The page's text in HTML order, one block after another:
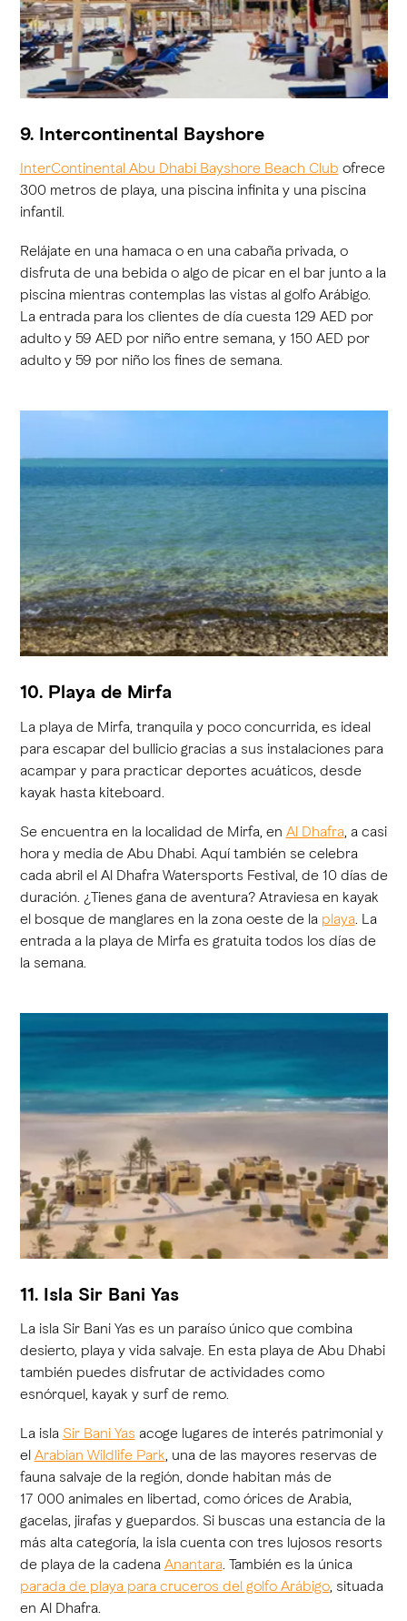
9. Intercontinental Bayshore
InterContinental Abu Dhabi Bayshore Beach Club ofrece
300 metros de playa, una piscina infinita y una piscina
infantil.
Relájate en una hamaca o en una cabaña privada, o
disfruta de una bebida o algo de picar en el bar junto a la
piscina mientras contemplas las vistas al golfo Arábigo.
La entrada para los clientes de día cuesta 129 AED por
adulto y 59 AED por niño entre semana, y 150 AED por
adulto y 59 por niño los fines de semana.
10. Playa de Mirfa
La playa de Mirfa, tranquila y poco concurrida, es ideal
para escapar del bullicio gracias a sus instalaciones para
acampar y para practicar deportes acuáticos, desde
kayak hasta kiteboard.
Se encuentra en la localidad de Mirfa, en Al Dhafra , a casi
hora y media de Abu Dhabi. Aquí también se celebra
cada abril el Al Dhafra Watersports Festival, de 10 días de
duración. ¿Tienes gana de aventura? Atraviesa en kayak
el bosque de manglares en la zona oeste de la playa . La
entrada a la playa de Mirfa es gratuita todos los días de
la semana.
11. Isla Sir Bani Yas
La isla Sir Bani Yas es un paraíso único que combina
desierto, playa y vida salvaje. En esta playa de Abu Dhabi
también puedes disfrutar de actividades como
esnórquel, kayak y surf de remo.
La isla Sir Bani Yas acoge lugares de interés patrimonial y
el Arabian Wildlife Park, una de las mayores reservas de
fauna salvaje de la región, donde habitan más de
17 000 animales en libertad, como órices de Arabia,
gacelas, jirafas y guepardos. Si buscas una estancia de la
más alta categoría, la isla cuenta con tres lujosos resorts
de playa de la cadena Anantara. También es la única
parada de playa para cruceros del golfo Arábigo, situada
en Al Dhafra.